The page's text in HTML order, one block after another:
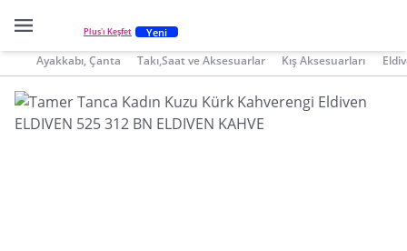
Plus'ı Keşfet Yeni
Ayakkabı, Çanta Takı,Saat ve Aksesuarlar Kış Aksesuarları